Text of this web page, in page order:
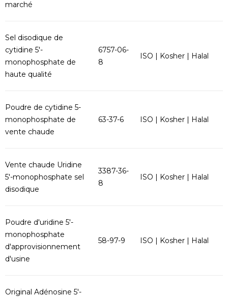
marché
Sel disodique de
cytidine 5'-
monophosphate de
haute qualité
6757-06-
8
ISO | Kosher | Halal
Poudre de cytidine 5-
monophosphate de
vente chaude
63-37-6 ISO | Kosher | Halal
Vente chaude Uridine
5'-monophosphate sel
disodique
3387-36-
8
ISO | Kosher | Halal
Poudre d'uridine 5'-
monophosphate
d'approvisionnement
d'usine
58-97-9 ISO | Kosher | Halal
Original Adénosine 5'-